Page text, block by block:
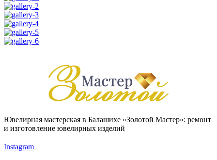
Ювелирная мастерская в Балашихе «Золотой Мастер»: ремонт
и изготовление ювелирных изделий
Instagram